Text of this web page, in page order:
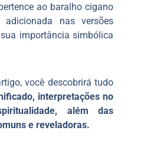
ao baralho cigano
nas versões
importância simbólica
você descobrirá tudo
interpretações no
além das
e reveladoras.